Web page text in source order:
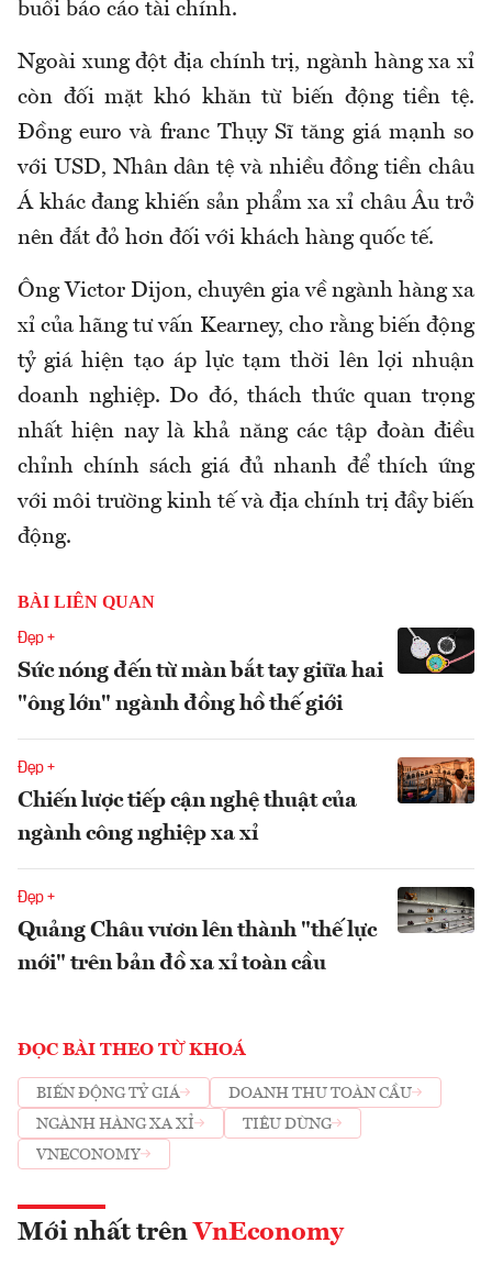
buổi báo cáo tài chính.
Ngoài xung đột địa chính trị, ngành hàng xa xỉ
còn đối mặt khó khăn từ biến động tiền tệ.
Đồng euro và franc Thụy Sĩ tăng giá mạnh so
với USD, Nhân dân tệ và nhiều đồng tiền châu
Á khác đang khiến sản phẩm xa xỉ châu Âu trở
nên đắt đỏ hơn đối với khách hàng quốc tế.
Ông Victor Dijon, chuyên gia về ngành hàng xa
xỉ của hãng tư vấn Kearney, cho rằng biến động
tỷ giá hiện tạo áp lực tạm thời lên lợi nhuận
doanh nghiệp. Do đó, thách thức quan trọng
nhất hiện nay là khả năng các tập đoàn điều
chỉnh chính sách giá đủ nhanh để thích ứng
với môi trường kinh tế và địa chính trị đầy biến
động.
BÀI LIÊN QUAN
Đẹp +
Sức nóng đến từ màn bắt tay giữa hai
"ông lớn" ngành đồng hồ thế giới
Đẹp +
Chiến lược tiếp cận nghệ thuật của
ngành công nghiệp xa xỉ
Đẹp +
Quảng Châu vươn lên thành "thế lực
mới" trên bản đồ xa xỉ toàn cầu
ĐỌC BÀI THEO TỪ KHOÁ
BIẾN ĐỘNG TỶ GIÁ
DOANH THU TOÀN CẦU
NGÀNH HÀNG XA XỈ
TIÊU DÙNG
VNECONOMY
Mới nhất trên VnEconomy